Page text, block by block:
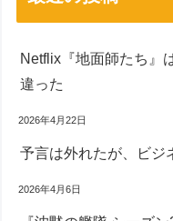
Netflix『地面師たち』
違った
2026年4月22日
予言は外れたが、ビジ
2026年4月6日